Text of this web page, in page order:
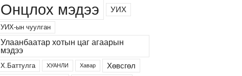
Онцлох мэдээ УИХ
УИХ-ын чуулган
Улаанбаатар хотын цаг агаарын
мэдээ
Х.Баттулга ХУАНЛИ Хавар Хөвсгөл